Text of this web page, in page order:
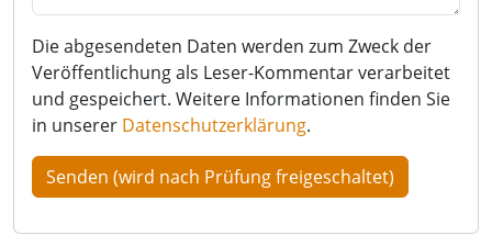
Die abgesendeten Daten werden zum Zweck der
Veröffentlichung als Leser-Kommentar verarbeitet
und gespeichert. Weitere Informationen finden Sie
in unserer Datenschutzerklärung.